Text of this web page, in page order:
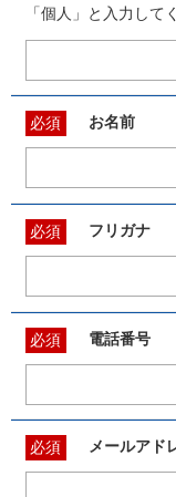
「個人」と入力して
必須 お名前
必須 フリガナ
必須 電話番号
必須 メールアド